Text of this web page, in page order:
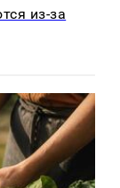
из-за